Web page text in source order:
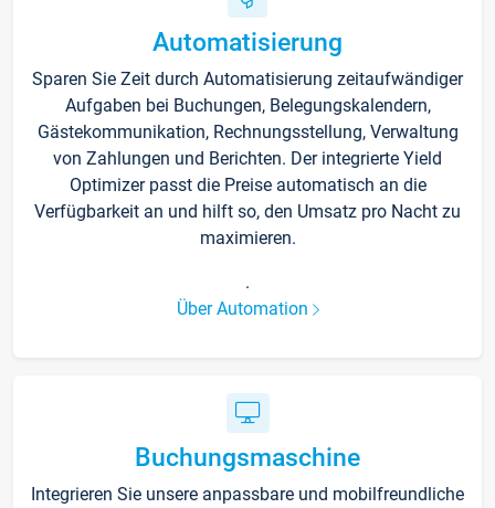
Automatisierung
Sparen Sie Zeit durch Automatisierung zeitaufwändiger
Aufgaben bei Buchungen, Belegungskalendern,
Gästekommunikation, Rechnungsstellung, Verwaltung
von Zahlungen und Berichten. Der integrierte Yield
Optimizer passt die Preise automatisch an die
Verfügbarkeit an und hilft so, den Umsatz pro Nacht zu
maximieren.
.
Über Automation
Buchungsmaschine
Integrieren Sie unsere anpassbare und mobilfreundliche